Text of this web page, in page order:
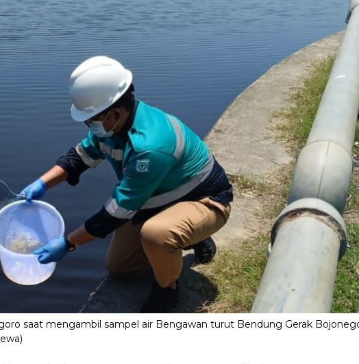
saat mengambil sampel air Bengawan turut Bendung Gerak